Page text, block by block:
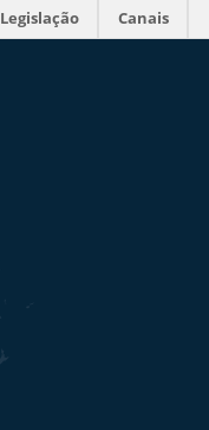
Legislação Canais